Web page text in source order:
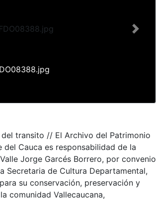
Next
transito // El Archivo del Patrimonio
Cauca es responsabilidad de la
Jorge Garcés Borrero, por convenio
Secretaria de Cultura Departamental,
su conservación, preservación y
comunidad Vallecaucana,